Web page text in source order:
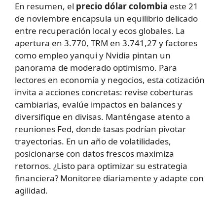
En resumen, el precio dólar colombia este 21
de noviembre encapsula un equilibrio delicado
entre recuperación local y ecos globales. La
apertura en 3.770, TRM en 3.741,27 y factores
como empleo yanqui y Nvidia pintan un
panorama de moderado optimismo. Para
lectores en economía y negocios, esta cotización
invita a acciones concretas: revise coberturas
cambiarias, evalúe impactos en balances y
diversifique en divisas. Manténgase atento a
reuniones Fed, donde tasas podrían pivotar
trayectorias. En un año de volatilidades,
posicionarse con datos frescos maximiza
retornos. ¿Listo para optimizar su estrategia
financiera? Monitoree diariamente y adapte con
agilidad.